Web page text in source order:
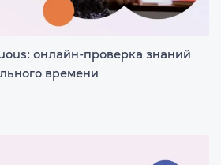
онлайн-проверка знаний
времени